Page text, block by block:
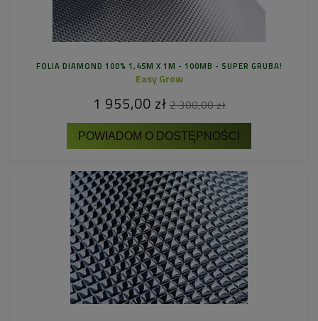
FOLIA DIAMOND 100% 1,45M X 1M - 100MB - SUPER GRUBA!
Easy Grow
1 955,00 zł 2 300,00 zł
POWIADOM O DOSTĘPNOŚCI